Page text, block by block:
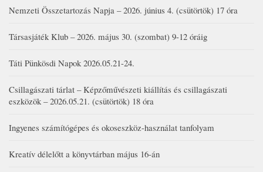
Nemzeti Összetartozás Napja – 2026. június 4. (csütörtök) 17 óra
Társasjáték Klub – 2026. május 30. (szombat) 9-12 óráig
Táti Pünkösdi Napok 2026.05.21-24.
Csillagászati tárlat – Képzőművészeti kiállítás és csillagászati
eszközök – 2026.05.21. (csütörtök) 18 óra
Ingyenes számítógépes és okoseszköz-használat tanfolyam
Kreatív délelőtt a könyvtárban május 16-án